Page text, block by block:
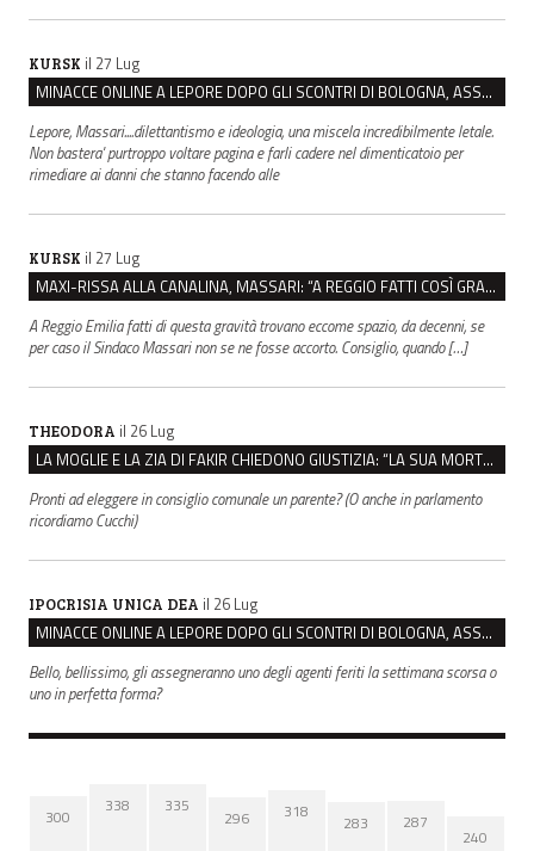
KURSK il 27 Lug
MINACCE ONLINE A LEPORE DOPO GLI SCONTRI DI BOLOGNA, ASSEGNATA LA SCORTA AL SINDACO
Lepore, Massari....dilettantismo e ideologia, una miscela incredibilmente letale.
Non bastera' purtroppo voltare pagina e farli cadere nel dimenticatoio per
rimediare ai danni che stanno facendo alle
KURSK il 27 Lug
MAXI-RISSA ALLA CANALINA, MASSARI: “A REGGIO FATTI COSÌ GRAVI NON DEVONO TROVARE SPAZIO”
A Reggio Emilia fatti di questa gravità trovano eccome spazio, da decenni, se
per caso il Sindaco Massari non se ne fosse accorto. Consiglio, quando […]
THEODORA il 26 Lug
LA MOGLIE E LA ZIA DI FAKIR CHIEDONO GIUSTIZIA: “LA SUA MORTE CRIMINE CONTRO L’UMANITÀ”
Pronti ad eleggere in consiglio comunale un parente? (O anche in parlamento
ricordiamo Cucchi)
IPOCRISIA UNICA DEA il 26 Lug
MINACCE ONLINE A LEPORE DOPO GLI SCONTRI DI BOLOGNA, ASSEGNATA LA SCORTA AL SINDACO
Bello, bellissimo, gli assegneranno uno degli agenti feriti la settimana scorsa o
uno in perfetta forma?
300
338 335
296 318
283 287
240